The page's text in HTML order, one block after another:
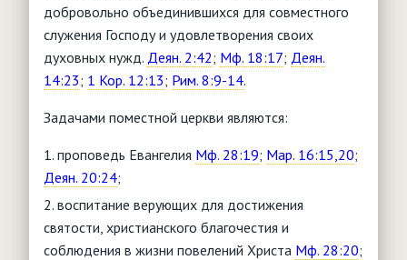
добровольно объединившихся для совместного
служения Господу и удовлетворения своих
духовных нужд. Деян. 2:42; Мф. 18:17; Деян.
14:23; 1 Кор. 12:13; Рим. 8:9-14.
Задачами поместной церкви являются:
проповедь Евангелия Мф. 28:19; Мар. 16:15,20;
Деян. 20:24;
воспитание верующих для достижения
святости, христианского благочестия и
соблюдения в жизни повелений Христа Мф. 28:20;